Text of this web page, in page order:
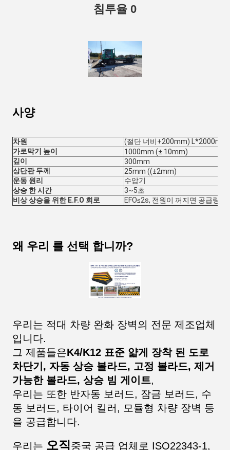
침투율 0
사양
차원
(절단 너비+200mm)
가로막기 높이
1000mm (± 10mm)
깊이
300mm
상단판 두께
25mm ((±2mm)
운동 원리
수압기
상승 한 시간
3~5초
비상 상승을 위한 E.F.O 회로
EFO≤2s, 전원이 꺼지면 공급량
왜 우리 를 선택 합니까?
우리는 적대 차량 완화 장벽의 전문 제조업체
입니다.
그 제품들은K4/K12 표준 얇게 장착 된 도로
차단기, 자동 상승 볼라드, 고정 볼라드, 제거
가능한 볼라드, 상승 빔 게이트,
우리는 또한 반자동 보러드, 잠금 보러드, 수
동 보러드, 타이어 킬러, 모듈형 차량 장벽 등
을 공급합니다.
우리는 오직중국 공급 업체로 ISO22343-1,